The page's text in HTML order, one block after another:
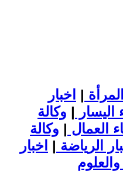
| اخبار
اليسار | وكالة
العمال | وكالة
الرياضة | اخبار